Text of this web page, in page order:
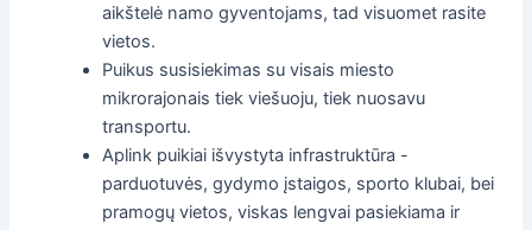
aikštelė namo gyventojams, tad visuomet rasite
vietos.
Puikus susisiekimas su visais miesto
mikrorajonais tiek viešuoju, tiek nuosavu
transportu.
Aplink puikiai išvystyta infrastruktūra -
parduotuvės, gydymo įstaigos, sporto klubai, bei
pramogų vietos, viskas lengvai pasiekiama ir